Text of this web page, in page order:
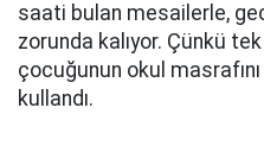
saati bulan mesailerle,
zorunda kalıyor. Çünkü
çocuğunun okul
kullandı.